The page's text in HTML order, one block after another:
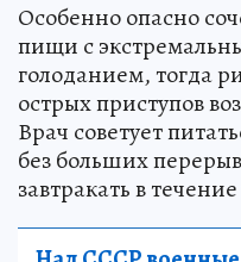
Особенно опасно
пищи с
голоданием, тогда
острых приступов
Врач советует
без больших
завтракать в